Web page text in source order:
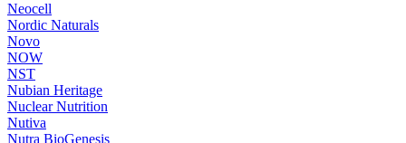
Neocell
Nordic Naturals
Novo
NOW
NST
Nubian Heritage
Nuclear Nutrition
Nutiva
Nutra BioGenesis